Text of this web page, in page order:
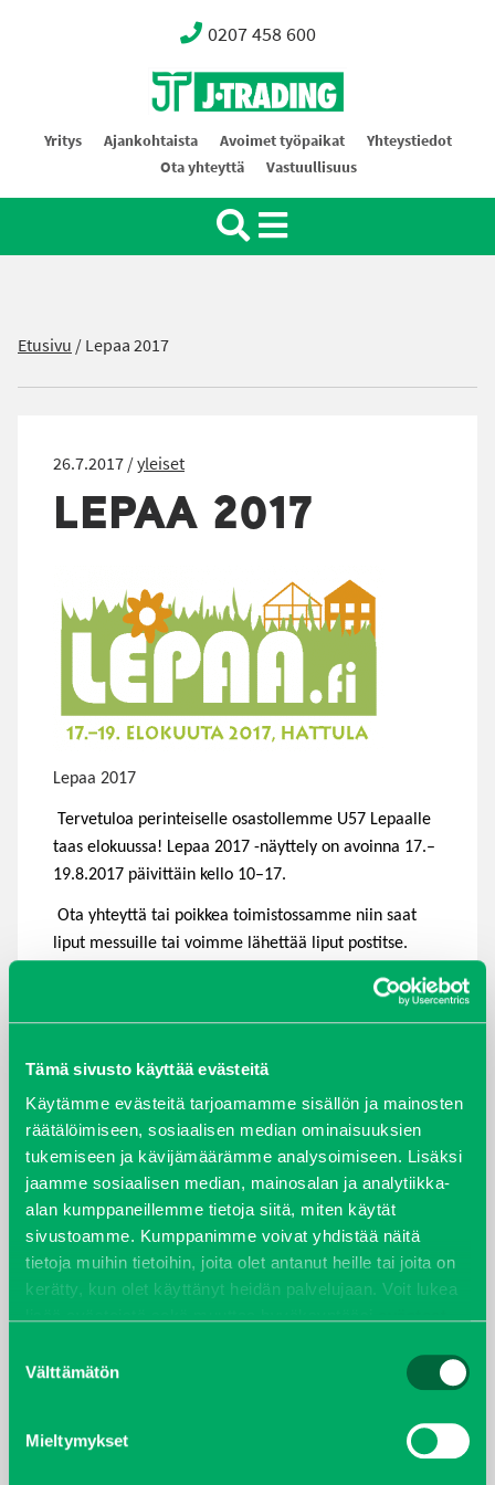
Tämä sivusto käyttää evästeitä
Käytämme evästeitä tarjoamamme sisällön ja mainosten
räätälöimiseen, sosiaalisen median ominaisuuksien
tukemiseen ja kävijämäärämme analysoimiseen. Lisäksi
jaamme sosiaalisen median, mainosalan ja analytiikka-
alan kumppaneillemme tietoja siitä, miten käytät
sivustoamme. Kumppanimme voivat yhdistää näitä
tietoja muihin tietoihin, joita olet antanut heille tai joita on
kerätty, kun olet käyttänyt heidän palvelujaan. Voit lukea
valinta
Välttämätön
Mieltymykset
0207 458 600
Oy J-Trading Ab
Yritys Ajankohtaista Avoimet työpaikat
Yhteystiedot
Ota yhteyttä
Vastuullisuus
Etusivu /Lepaa 2017
26.7.2017 /yleiset
LEPAA 2017
Lepaa 2017
Tervetuloa perinteiselle osastollemme U57 Lepaalle
taas elokuussa! Lepaa 2017 -näyttely on avoinna 17.–
19.8.2017 päivittäin kello 10–17.
Ota yhteyttä tai poikkea toimistossamme niin saat
liput messuille tai voimme lähettää liput postitse.
ARKISTOT
maaliskuu 2026
elokuu 2024
syyskuu 2023
joulukuu 2022
huhtikuu 2022